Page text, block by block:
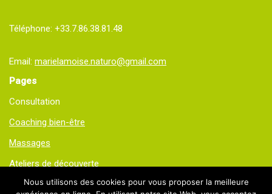
Téléphone: +33.7.86.38.81.48
Email: marielamoise.naturo@gmail.com
Pages
Consultation
Coaching bien-être
Massages
Ateliers de découverte
Contact
Nous utilisons des cookies pour vous proposer la meilleure